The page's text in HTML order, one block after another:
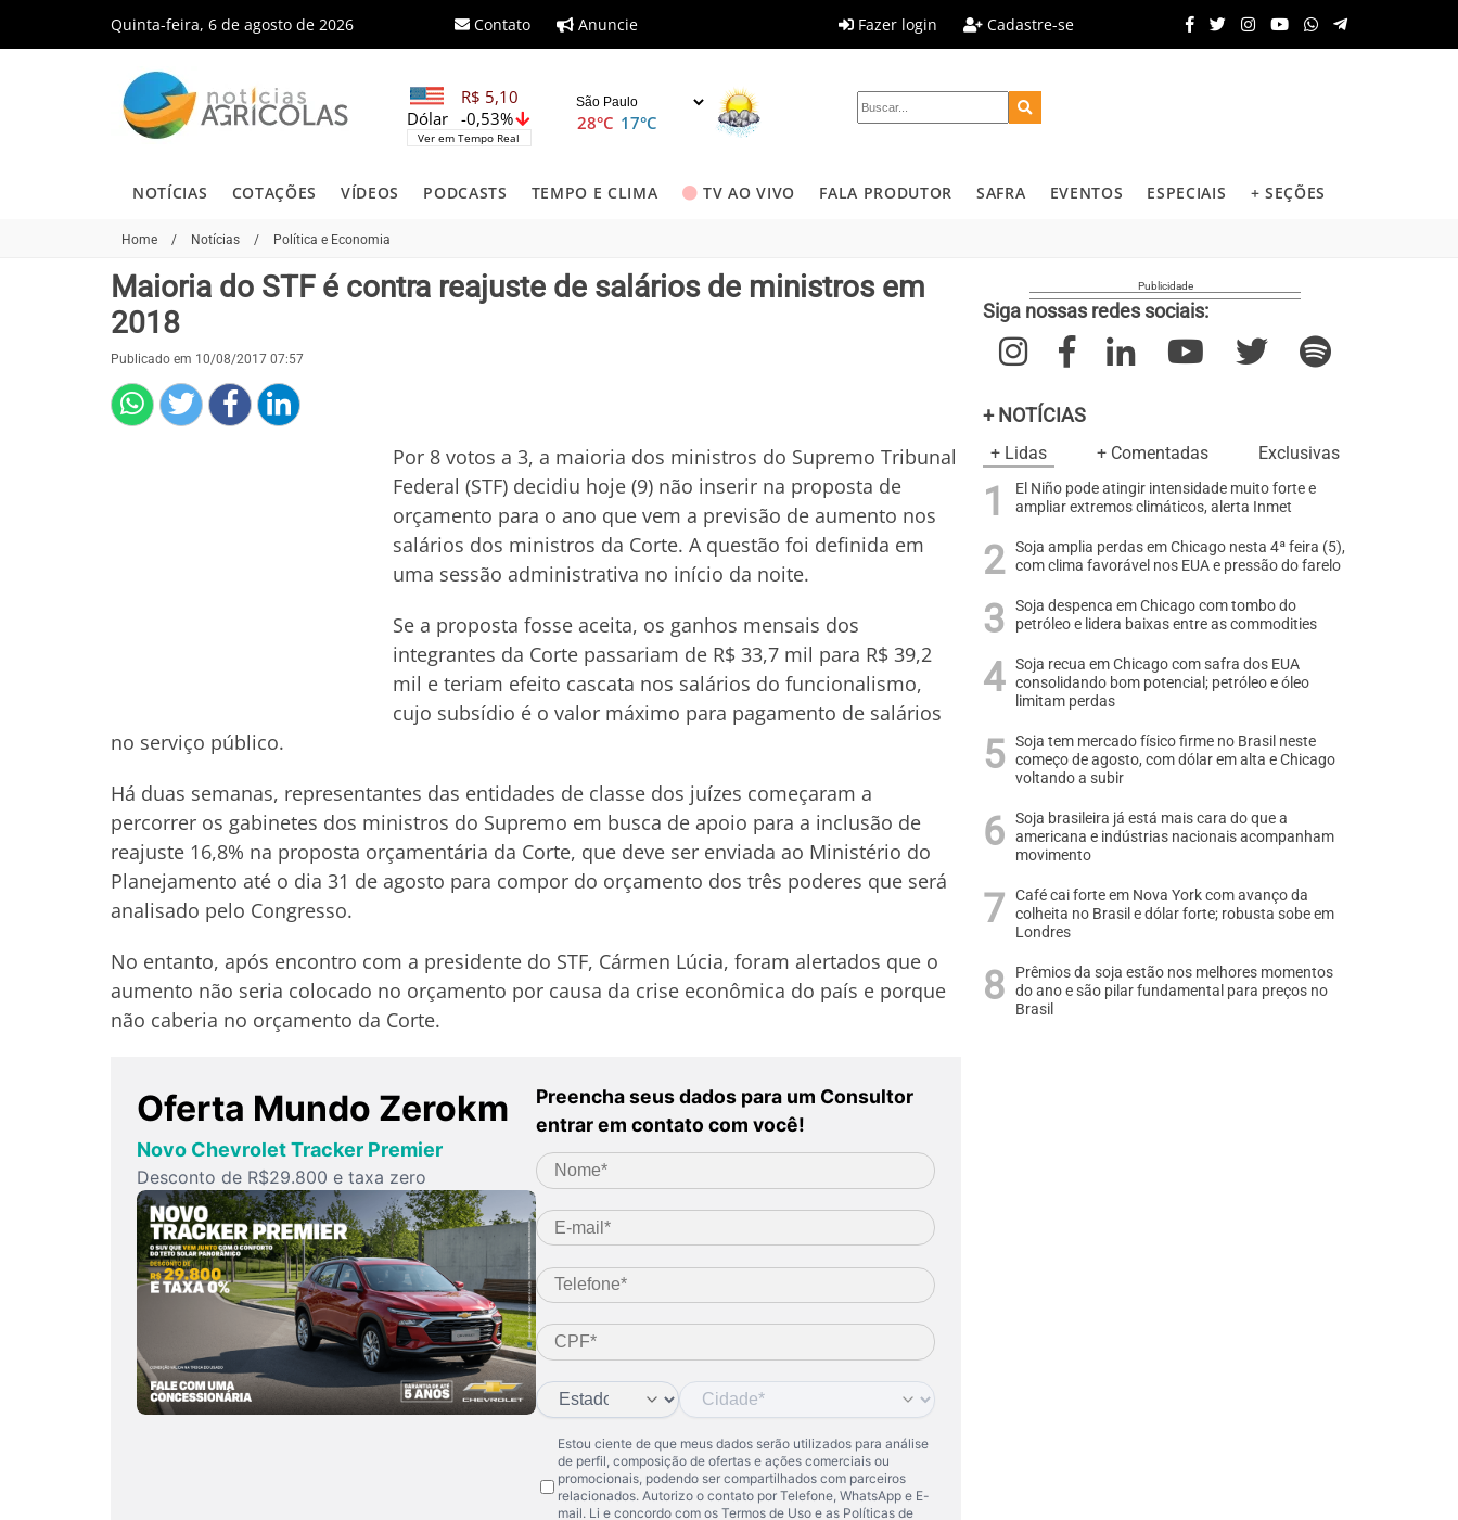
Quinta-feira, 6 de agosto de 2026 Contato Anuncie Fazer login Cadastre-se
R$ 5,10
-0,53%
Dólar
Ver em Tempo Real
28°C 17°C
NOTÍCIAS COTAÇÕES VÍDEOS PODCASTS TEMPO E CLIMA TV AO VIVO FALA PRODUTOR SAFRA EVENTOS ESPECIAIS + SEÇÕES
Home / Notícias / Política e Economia
Maioria do STF é contra reajuste de salários de ministros em
2018
Publicado em 10/08/2017 07:57
Por 8 votos a 3, a maioria dos ministros do Supremo Tribunal
Federal (STF) decidiu hoje (9) não inserir na proposta de
orçamento para o ano que vem a previsão de aumento nos
salários dos ministros da Corte. A questão foi definida em
uma sessão administrativa no início da noite.
Se a proposta fosse aceita, os ganhos mensais dos
integrantes da Corte passariam de R$ 33,7 mil para R$ 39,2
mil e teriam efeito cascata nos salários do funcionalismo,
cujo subsídio é o valor máximo para pagamento de salários
no serviço público.
Há duas semanas, representantes das entidades de classe dos juízes começaram a
percorrer os gabinetes dos ministros do Supremo em busca de apoio para a inclusão de
reajuste 16,8% na proposta orçamentária da Corte, que deve ser enviada ao Ministério do
Planejamento até o dia 31 de agosto para compor do orçamento dos três poderes que será
analisado pelo Congresso.
No entanto, após encontro com a presidente do STF, Cármen Lúcia, foram alertados que o
aumento não seria colocado no orçamento por causa da crise econômica do país e porque
não caberia no orçamento da Corte.
Siga nossas redes sociais:
+ NOTÍCIAS
+ Lidas + Comentadas Exclusivas
El Niño pode atingir intensidade muito forte e
ampliar extremos climáticos, alerta Inmet
Soja amplia perdas em Chicago nesta 4ª feira (5),
com clima favorável nos EUA e pressão do farelo
Soja despenca em Chicago com tombo do
petróleo e lidera baixas entre as commodities
Soja recua em Chicago com safra dos EUA
consolidando bom potencial; petróleo e óleo
limitam perdas
Soja tem mercado físico firme no Brasil neste
começo de agosto, com dólar em alta e Chicago
voltando a subir
Soja brasileira já está mais cara do que a
americana e indústrias nacionais acompanham
movimento
Café cai forte em Nova York com avanço da
colheita no Brasil e dólar forte; robusta sobe em
Londres
Prêmios da soja estão nos melhores momentos
do ano e são pilar fundamental para preços no
Brasil